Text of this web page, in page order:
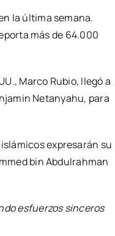
la última semana.
más de 64.000
Marco Rubio, llegó a
Netanyahu, para
expresarán su
bin Abdulrahman
esfuerzos sinceros